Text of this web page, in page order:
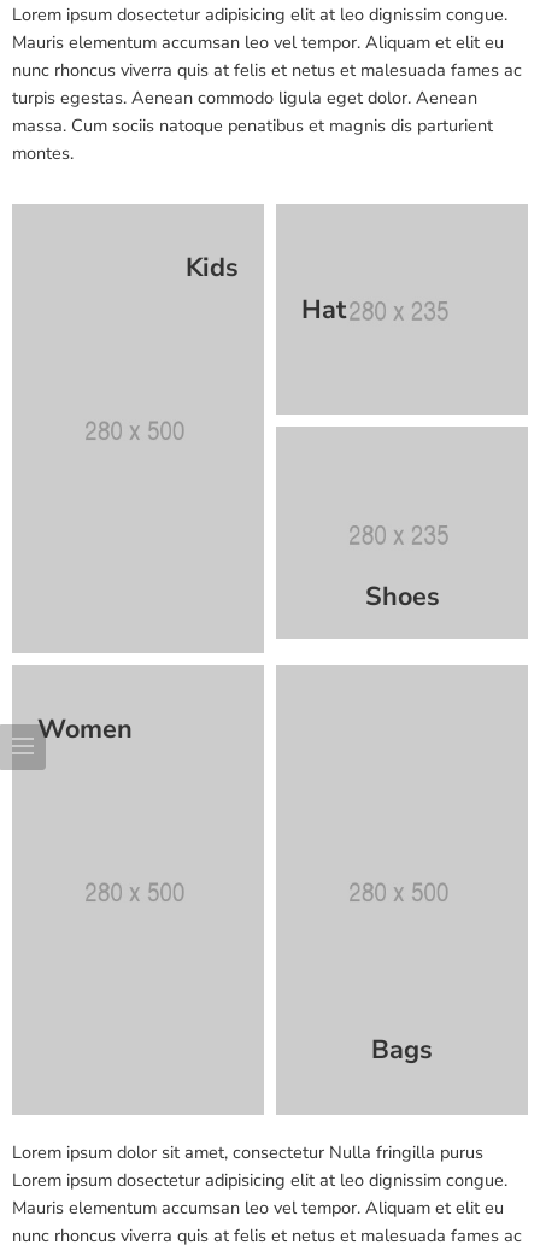
Lorem ipsum dosectetur adipisicing elit at leo dignissim congue.
Mauris elementum accumsan leo vel tempor. Aliquam et elit eu
nunc rhoncus viverra quis at felis et netus et malesuada fames ac
turpis egestas. Aenean commodo ligula eget dolor. Aenean
massa. Cum sociis natoque penatibus et magnis dis parturient
montes.
Kids
Hat
Shoes
Women
Bags
Lorem ipsum dolor sit amet, consectetur Nulla fringilla purus
Lorem ipsum dosectetur adipisicing elit at leo dignissim congue.
Mauris elementum accumsan leo vel tempor. Aliquam et elit eu
nunc rhoncus viverra quis at felis et netus et malesuada fames ac